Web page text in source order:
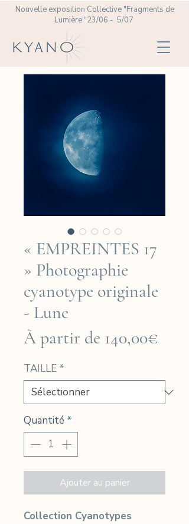
Nouvelle exposition Collective "Fragments de
Lumière" 23/06 - 5/07
« EMPREINTES 17
» Photographie
cyanotype originale
- Lune
À partir de 140,00€
TAILLE *
Quantité *
Ajouter au panier
Collection Cyanotypes